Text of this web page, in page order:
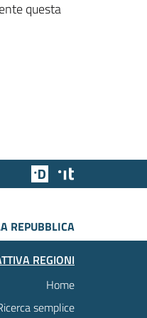
questa
Team Digitale
REPUBBLICA
REGIONI
Home
semplice